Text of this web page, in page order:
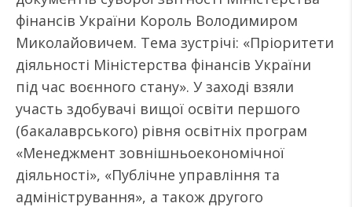
фінансів України Король Володимиром
Миколайовичем. Тема зустрічі: «Пріоритети
діяльності Міністерства фінансів України
під час воєнного стану». У заході взяли
участь здобувачі вищої освіти першого
(бакалаврського) рівня освітніх програм
«Менеджмент зовнішньоекономічної
діяльності», «Публічне управління та
адміністрування», а також другого